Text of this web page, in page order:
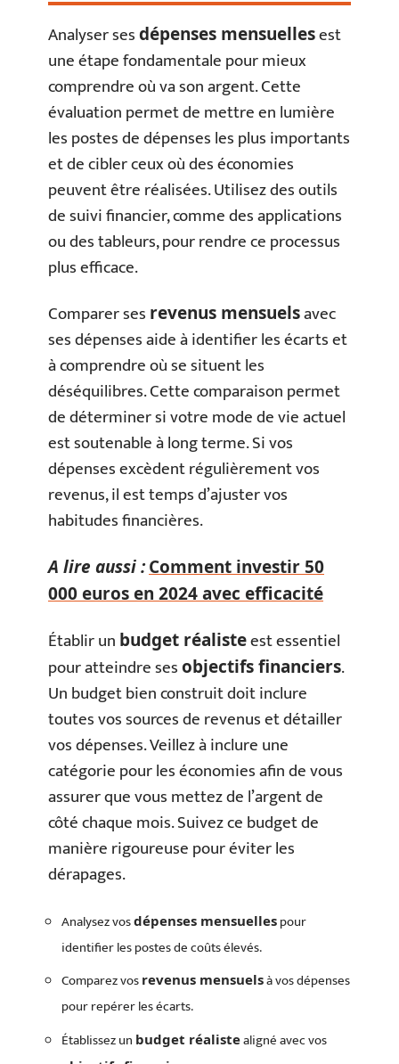
Analyser sesdépenses mensuellesest
une étape fondamentale pour mieux
comprendre où va son argent. Cette
évaluation permet de mettre en lumière
les postes de dépenses les plus importants
et de cibler ceux où des économies
peuvent être réalisées. Utilisez des outils
de suivi financier, comme des applications
ou des tableurs, pour rendre ce processus
plus efficace.
Comparer ses revenus mensuelsavec
ses dépenses aide à identifier les écarts et
à comprendre où se situent les
déséquilibres. Cette comparaison permet
de déterminer si votre mode de vie actuel
est soutenable à long terme. Si vos
dépenses excèdent régulièrement vos
revenus, il est temps d’ajuster vos
habitudes financières.
A lire aussi :Comment investir 50
000 euros en 2024 avec efficacité
Établir un budget réalisteest essentiel
pour atteindre sesobjectifs financiers.
Un budget bien construit doit inclure
toutes vos sources de revenus et détailler
vos dépenses. Veillez à inclure une
catégorie pour les économies afin de vous
assurer que vous mettez de l’argent de
côté chaque mois. Suivez ce budget de
manière rigoureuse pour éviter les
dérapages.
Analysez vosdépenses mensuelles pour
identifier les postes de coûts élevés.
Comparez vos revenus mensuelsà vos dépenses
pour repérer les écarts.
Établissez un budget réalistealigné avec vos